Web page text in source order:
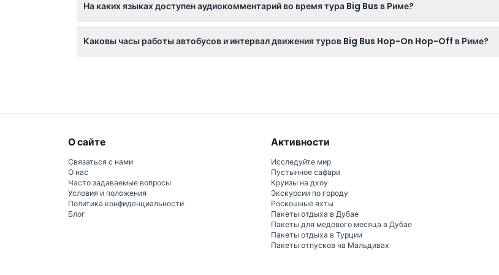
запечатлеть удивительные виды и достопримечательности!
На каких языках доступен аудиокомментарий во время тура Big Bus в Риме?
узнать больше о городе во время поездки.
Каковы часы работы автобусов и интервал движения туров Big Bus Hop-On Hop-Off в Риме?
О сайте
Связаться с нами
О нас
Часто задаваемые вопросы
Условия и положения
Политика конфиденциальности
Блог
Активности
Исследуйте мир
Пустынное сафари
Круизы на дхоу
Экскурсии по городу
Роскошные яхты
Пакеты отдыха в Дубае
Пакеты для медового месяца в Дубае
Пакеты отдыха в Турции
Пакеты отпусков на Мальдивах